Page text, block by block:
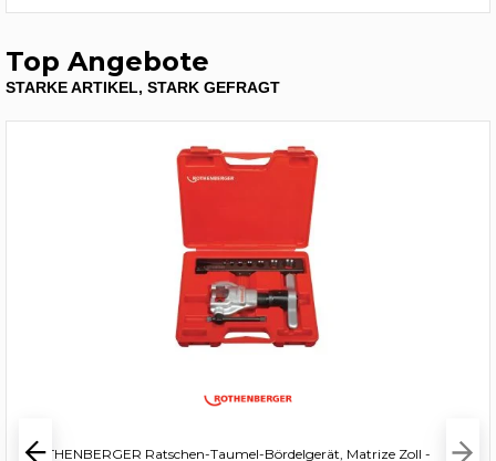
Top Angebote
STARKE ARTIKEL, STARK GEFRAGT
ROTHENBERGER Ratschen-Taumel-Bördelgerät, Matrize Zoll -